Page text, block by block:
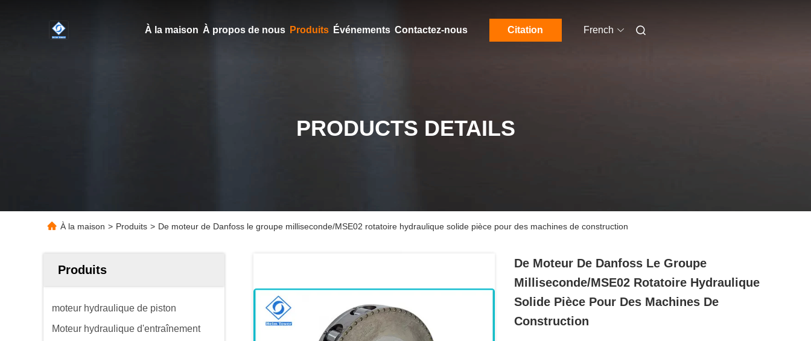
À la maison À propos de nous Produits Événements Contactez-nous Citation French
PRODUCTS DETAILS
À la maison > Produits > De moteur de Danfoss le groupe milliseconde/MSE02 rotatoire hydraulique solide pièce pour des machines de construction
Produits
moteur hydraulique de piston
Moteur hydraulique d'entraînement
De Moteur De Danfoss Le Groupe
Milliseconde/MSE02 Rotatoire Hydraulique
Solide Pièce Pour Des Machines De
Construction